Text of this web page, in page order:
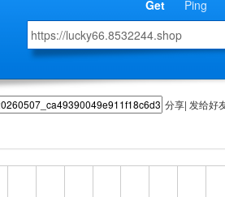
Get Ping
分享| 发给好